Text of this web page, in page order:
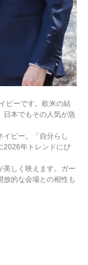
ビーです。欧米の結
日本でもその人気が急
イビー。「自分らし
2026年トレンドにぴ
美しく映えます。ガー
的な会場との相性も